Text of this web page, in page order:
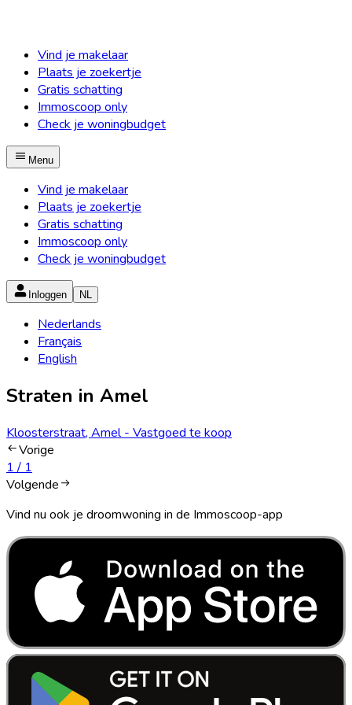
Vind je makelaar
Plaats je zoekertje
Gratis schatting
Immoscoop only
Check je woningbudget
Menu
Vind je makelaar
Plaats je zoekertje
Gratis schatting
Immoscoop only
Check je woningbudget
Inloggen NL
Nederlands
Français
English
Straten in Amel
Kloosterstraat, Amel - Vastgoed te koop
Vorige
1/ 1
Volgende
Vind nu ook je droomwoning in de Immoscoop-app